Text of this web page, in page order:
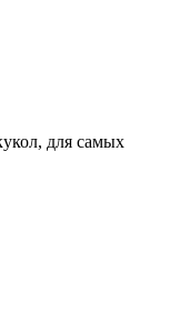
для самых